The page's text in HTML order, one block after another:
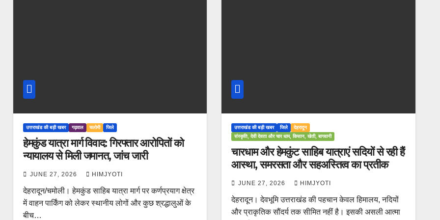
उत्तराखंड की बड़ी खबर गढ़वाल चलोमी जिले
हेमकुंड यात्रा मार्ग विवाद: गिरफ्तार आरोपितों को
न्यायालय से मिली जमानत, जांच जारी
JUNE 27, 2026 HIMJYOTI
देहरादून/चमोली। हेमकुंड साहिब यात्रा मार्ग पर कर्णप्रयाग क्षेत्र
में वाहन पार्किंग को लेकर स्थानीय लोगों और कुछ श्रद्धालुओं के
बीच…
उत्तराखंड की बड़ी खबर जिले
देहरादून
संस्कृति, देवी देवता और चार धाम, किसान, खेती, बागवानी
चारधाम और हेमकुंट साहिब यात्राएं सदियों से रही हैं
आस्था, समरसता और सहअस्तित्व का प्रतीक
JUNE 27, 2026 HIMJYOTI
देहरादून। देवभूमि उत्तराखंड की पहचान केवल हिमालय, नदियों
और प्राकृतिक सौंदर्य तक सीमित नहीं है। इसकी असली आत्मा